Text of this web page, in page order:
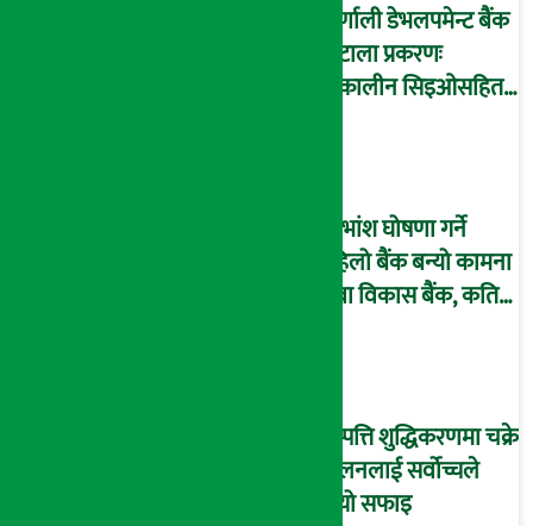
कर्णाली डेभलपमेन्ट बैंक
घोटाला प्रकरणः
तत्कालीन सिइओसहित
लाभांश घोषणा गर्ने
पहिलो बैंक बन्यो कामना
सेवा विकास बैंक, कति
सम्पत्ति शुद्धिकरणमा चक्रे
मिलनलाई सर्वोच्चले
दियो सफाइ